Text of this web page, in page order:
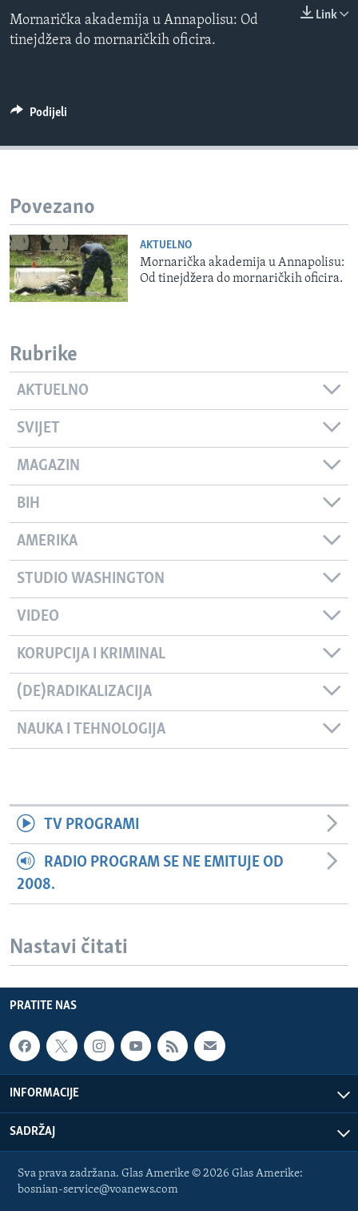
MAGAZIN
O GLASU AMERIKE
Jezici
0:00 0:00:00 Link
Mornarička akademija u Annapolisu: Od
tinejdžera do mornaričkih oficira.
Podijeli
Povezano
AKTUELNO
Mornarička akademija u Annapolisu:
Od tinejdžera do mornaričkih oficira.
Rubrike
AKTUELNO
SVIJET
MAGAZIN
BIH
AMERIKA
STUDIO WASHINGTON
VIDEO
KORUPCIJA I KRIMINAL
(DE)RADIKALIZACIJA
NAUKA I TEHNOLOGIJA
TV PROGRAMI
RADIO PROGRAM SE NE EMITUJE OD
2008.
Nastavi čitati
PRATITE NAS
INFORMACIJE
SADRŽAJ
Sva prava zadržana. Glas Amerike © 2026 Glas Amerike:
bosnian-service@voanews.com